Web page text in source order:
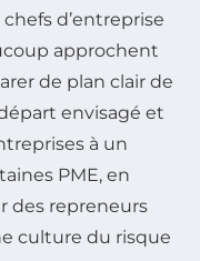
d’entreprise
approchent
de plan clair de
envisagé et
à un
PME, en
des repreneurs
culture du risque